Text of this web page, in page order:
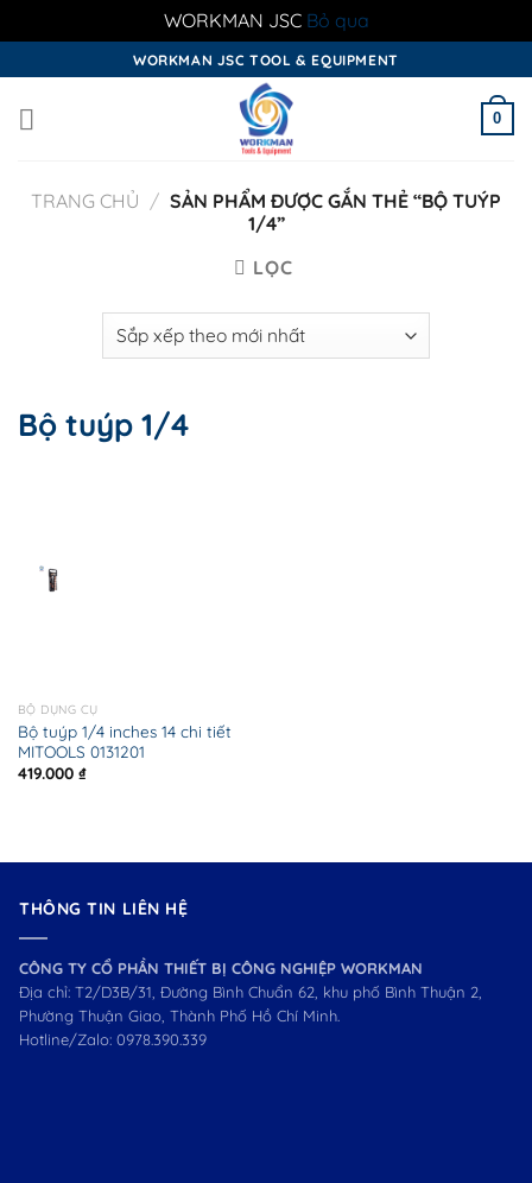
WORKMAN JSC Bỏ qua
to
content
WORKMAN JSC TOOL & EQUIPMENT
0
TRANG CHỦ / SẢN PHẨM ĐƯỢC GẮN THẺ “BỘ TUÝP
1/4”
LỌC
Bộ tuýp 1/4
BỘ DỤNG CỤ
Bộ tuýp 1/4 inches 14 chi tiết
MITOOLS 0131201
419.000 ₫
THÔNG TIN LIÊN HỆ
CÔNG TY CỔ PHẦN THIẾT BỊ CÔNG NGHIỆP WORKMAN
Địa chỉ: T2/D3B/31, Đường Bình Chuẩn 62, khu phố Bình Thuận 2,
Phường Thuận Giao, Thành Phố Hồ Chí Minh.
Hotline/Zalo: 0978.390.339